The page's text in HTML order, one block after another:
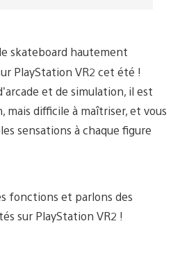
skateboard hautement
PlayStation VR2 cet été !
et de simulation, il est
mais difficile à maîtriser, et vous
sensations à chaque figure
fonctions et parlons des
sur PlayStation VR2 !